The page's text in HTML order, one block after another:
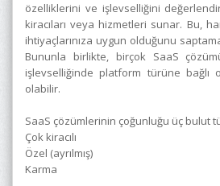
özelliklerini ve işlevselliğini
kiracıları veya hizmetleri sunar. Bu,
ihtiyaçlarınıza uygun olduğunu
Bununla birlikte, birçok SaaS
işlevselliğinde platform türüne bağlı
olabilir.
SaaS çözümlerinin çoğunluğu üç bulut
Çok kiracılı
Özel (ayrılmış)
Karma